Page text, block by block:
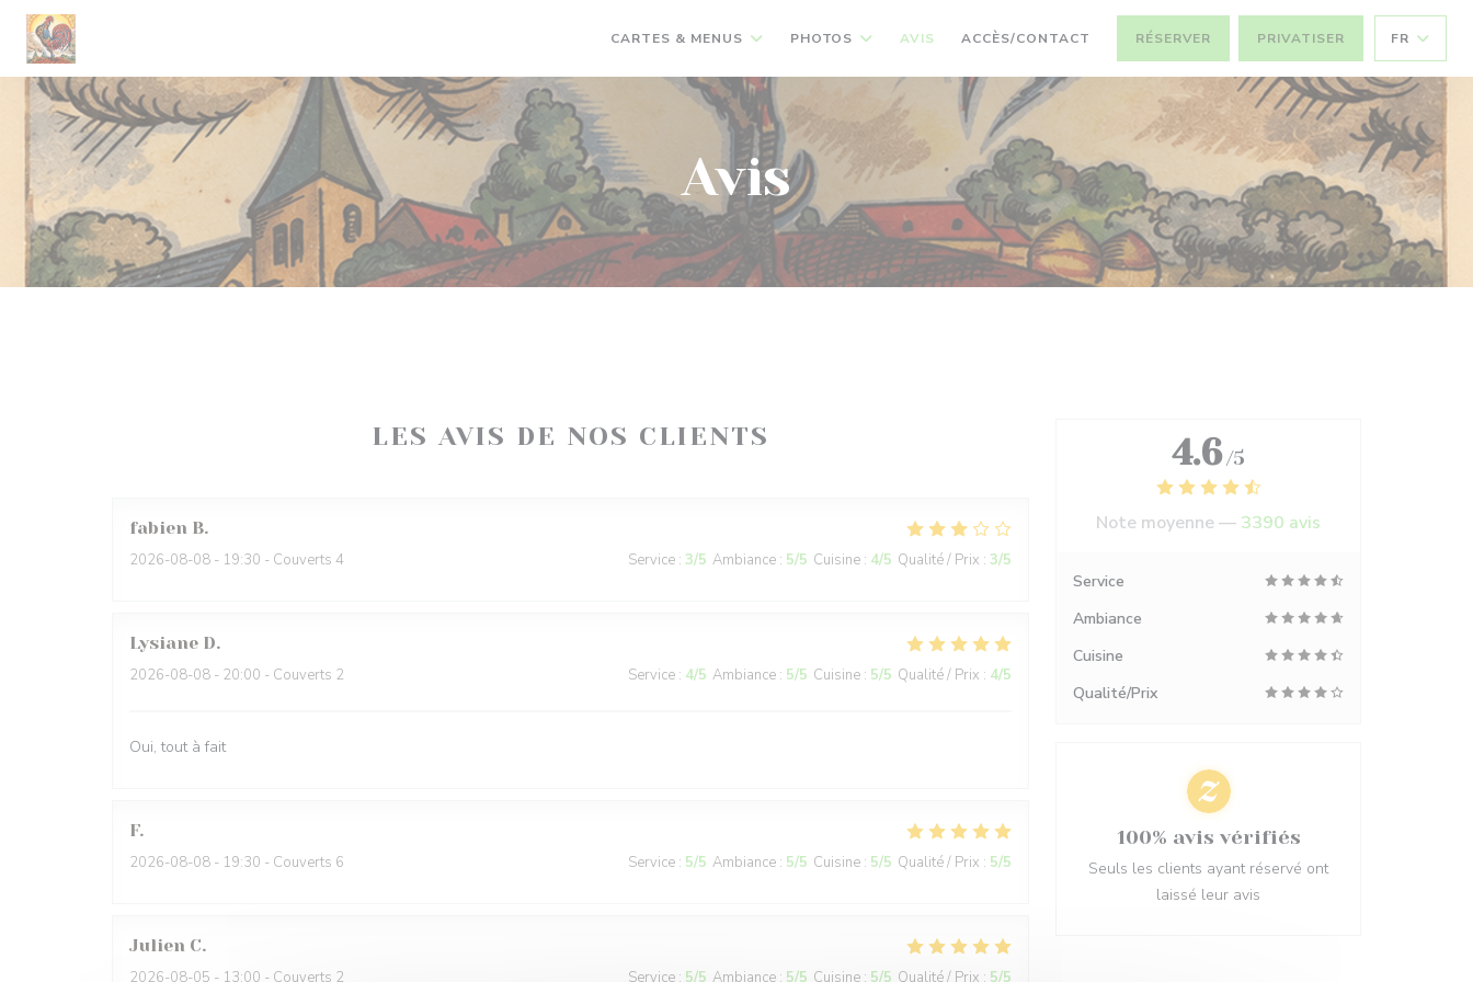
Personnalisation de vos choix en matière de cookies
CARTES & MENUS PHOTOS AVIS ACCÈS/CONTACT RÉSERVER PRIVATISER FR
Avis
LES AVIS DE NOS CLIENTS
fabien B
2026-08-08 - 19:30 - Couverts 4 Service : 3/5 Ambiance : 5/5 Cuisine : 4/5 Qualité / Prix : 3/5
Lysiane D
2026-08-08 - 20:00 - Couverts 2 Service : 4/5 Ambiance : 5/5 Cuisine : 5/5 Qualité / Prix : 4/5
Oui, tout à fait
F
2026-08-08 - 19:30 - Couverts 6 Service : 5/5 Ambiance : 5/5 Cuisine : 5/5 Qualité / Prix : 5/5
Julien C
2026-08-05 - 13:00 - Couverts 2 Service : 5/5 Ambiance : 5/5 Cuisine : 5/5 Qualité / Prix : 5/5
4.6 /5
Note moyenne — 3390 avis
Service
Ambiance
Cuisine
Qualité/Prix
100% avis vérifiés
Seuls les clients ayant réservé ont
laissé leur avis